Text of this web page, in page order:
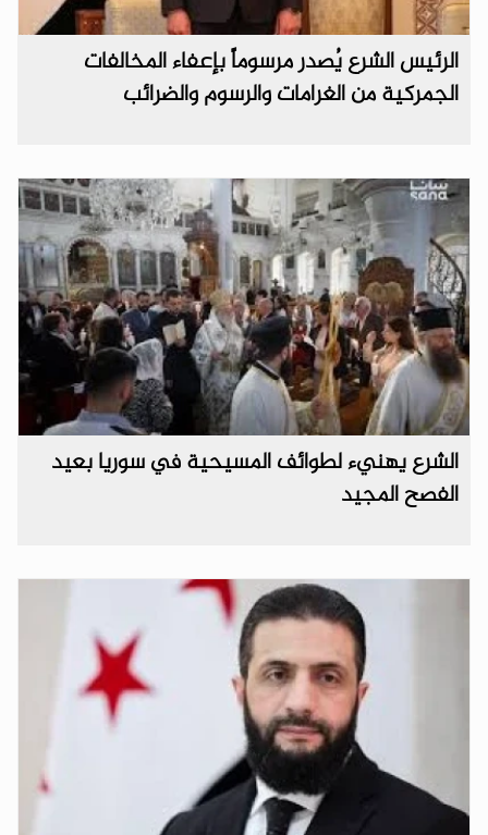
الرئيس الشرع يُصدر مرسوماً بإعفاء المخالفات
الجمركية من الغرامات والرسوم والضرائب
الشرع يهنيء لطوائف المسيحية في سوريا بعيد
الفصح المجيد